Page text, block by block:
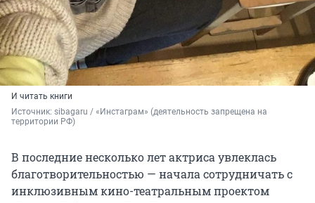
И читать книги
Источник: sibagaru / «Инстаграм» (деятельность запрещена на
территории РФ)
В последние несколько лет актриса увлеклась
благотворительностью — начала сотрудничать с
инклюзивным кино-театральным проектом